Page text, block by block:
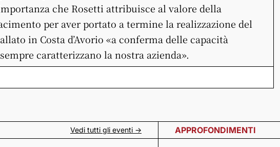
che Rosetti attribuisce al valore della
per aver portato a termine la realizzazione del
in Costa d’Avorio «a conferma delle capacità
caratterizzano la nostra azienda».
Vedi tutti gli eventi -> APPROFONDIMENTI